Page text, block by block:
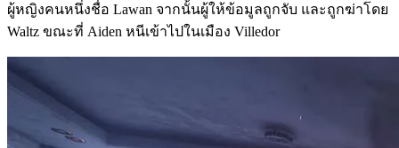
ผู้หญิงคนหนึ่งชื่อ Lawan จากนั้นผู้ให้ข้อมูลถูกจับ และถูกฆ่าโดย
Waltz ขณะที่ Aiden หนีเข้าไปในเมือง Villedor